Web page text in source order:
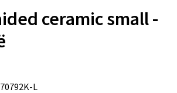
ceramic small -
L